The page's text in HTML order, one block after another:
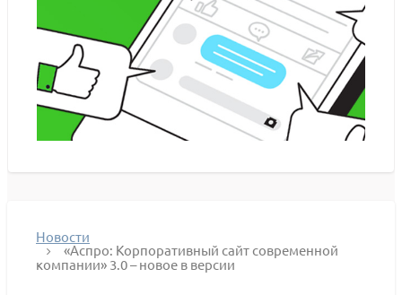
Новости
«Аспро: Корпоративный сайт современной
компании» 3.0 – новое в версии